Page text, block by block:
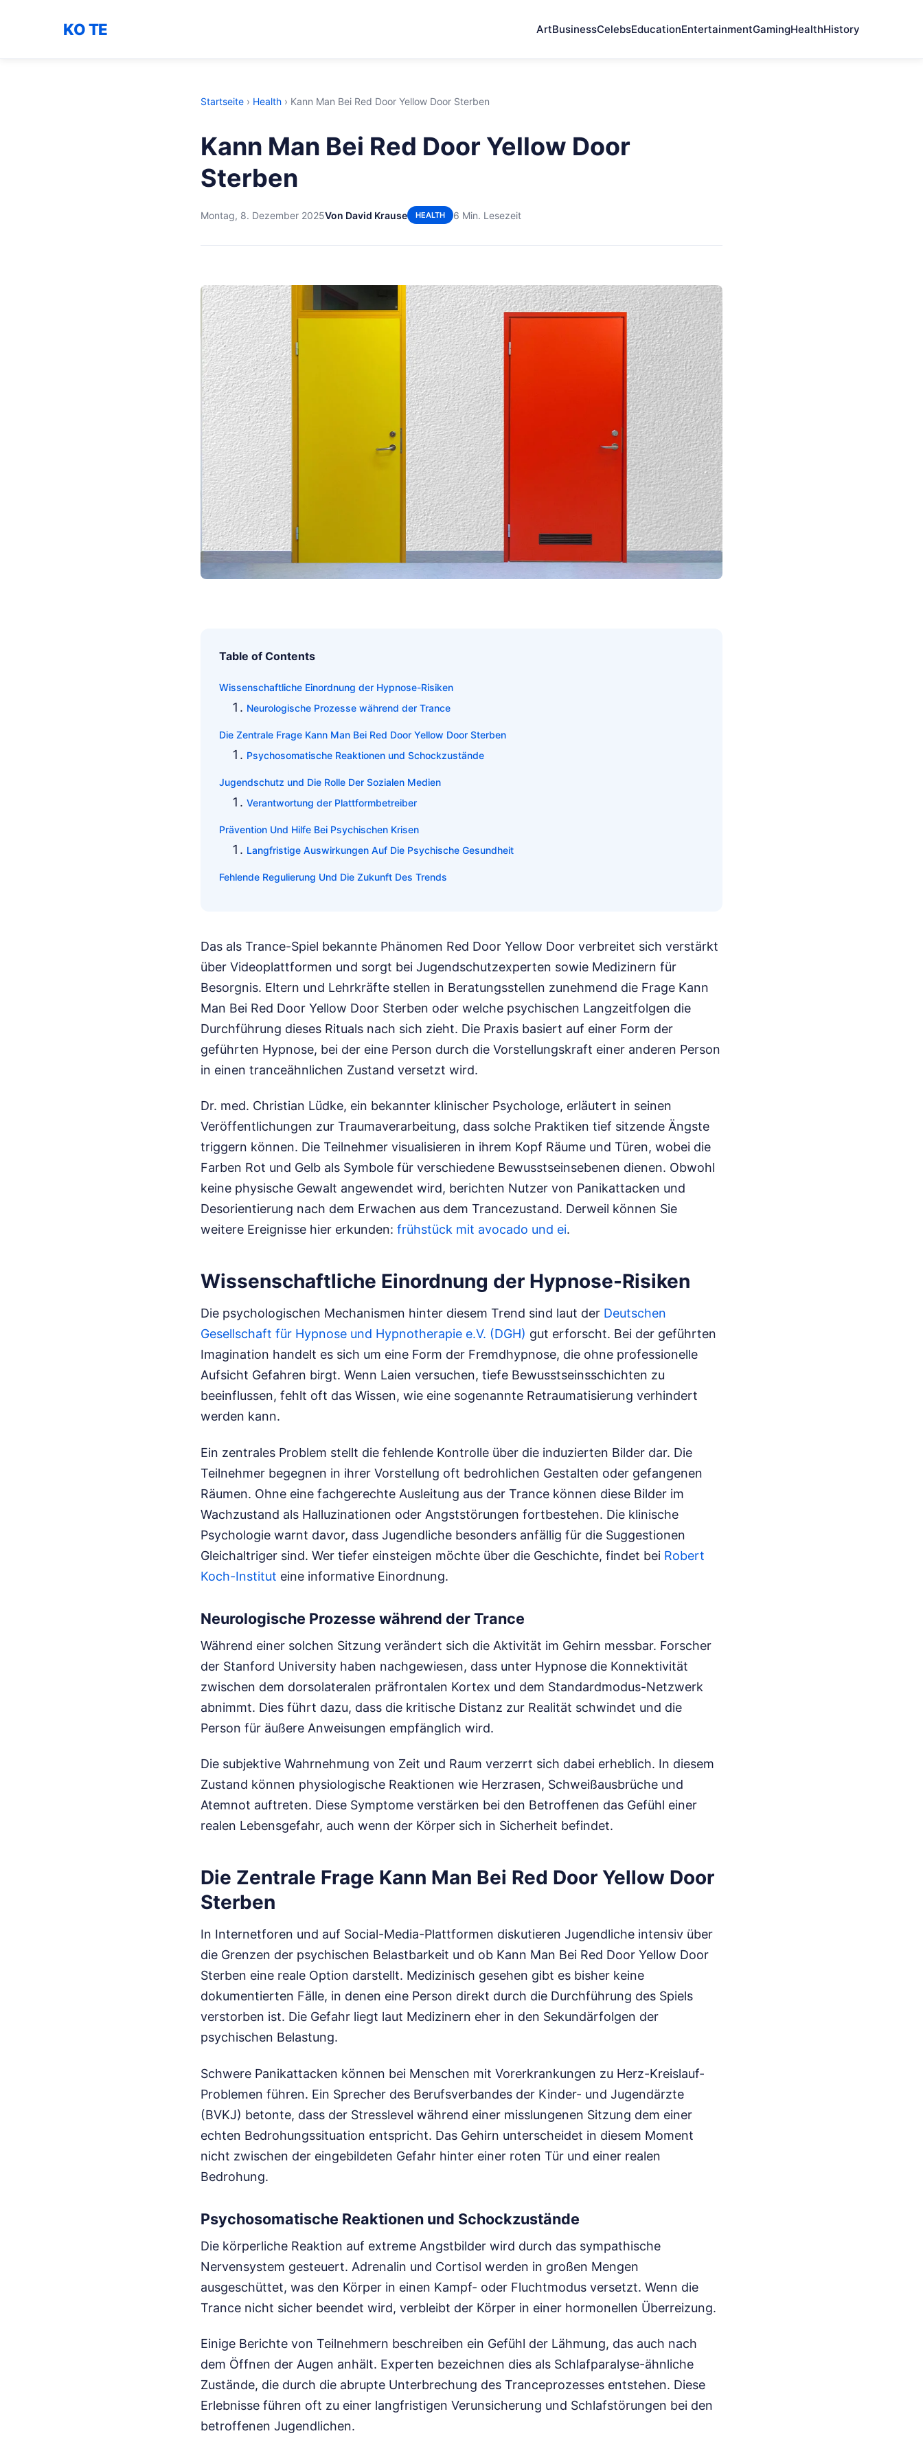
KO TE ArtBusinessCelebsEducationEntertainmentGamingHealthHistory
Startseite › Health › Kann Man Bei Red Door Yellow Door Sterben
Kann Man Bei Red Door Yellow Door
Sterben
Montag, 8. Dezember 2025Von David Krause HEALTH 6 Min. Lesezeit
Table of Contents
Wissenschaftliche Einordnung der Hypnose-Risiken
Neurologische Prozesse während der Trance
Die Zentrale Frage Kann Man Bei Red Door Yellow Door Sterben
Psychosomatische Reaktionen und Schockzustände
Jugendschutz und Die Rolle Der Sozialen Medien
Verantwortung der Plattformbetreiber
Prävention Und Hilfe Bei Psychischen Krisen
Langfristige Auswirkungen Auf Die Psychische Gesundheit
Fehlende Regulierung Und Die Zukunft Des Trends
Das als Trance-Spiel bekannte Phänomen Red Door Yellow Door verbreitet sich verstärkt
über Videoplattformen und sorgt bei Jugendschutzexperten sowie Medizinern für
Besorgnis. Eltern und Lehrkräfte stellen in Beratungsstellen zunehmend die Frage Kann
Man Bei Red Door Yellow Door Sterben oder welche psychischen Langzeitfolgen die
Durchführung dieses Rituals nach sich zieht. Die Praxis basiert auf einer Form der
geführten Hypnose, bei der eine Person durch die Vorstellungskraft einer anderen Person
in einen tranceähnlichen Zustand versetzt wird.
Dr. med. Christian Lüdke, ein bekannter klinischer Psychologe, erläutert in seinen
Veröffentlichungen zur Traumaverarbeitung, dass solche Praktiken tief sitzende Ängste
triggern können. Die Teilnehmer visualisieren in ihrem Kopf Räume und Türen, wobei die
Farben Rot und Gelb als Symbole für verschiedene Bewusstseinsebenen dienen. Obwohl
keine physische Gewalt angewendet wird, berichten Nutzer von Panikattacken und
Desorientierung nach dem Erwachen aus dem Trancezustand. Derweil können Sie
weitere Ereignisse hier erkunden: frühstück mit avocado und ei.
Wissenschaftliche Einordnung der Hypnose-Risiken
Die psychologischen Mechanismen hinter diesem Trend sind laut der Deutschen
Gesellschaft für Hypnose und Hypnotherapie e.V. (DGH) gut erforscht. Bei der geführten
Imagination handelt es sich um eine Form der Fremdhypnose, die ohne professionelle
Aufsicht Gefahren birgt. Wenn Laien versuchen, tiefe Bewusstseinsschichten zu
beeinflussen, fehlt oft das Wissen, wie eine sogenannte Retraumatisierung verhindert
werden kann.
Ein zentrales Problem stellt die fehlende Kontrolle über die induzierten Bilder dar. Die
Teilnehmer begegnen in ihrer Vorstellung oft bedrohlichen Gestalten oder gefangenen
Räumen. Ohne eine fachgerechte Ausleitung aus der Trance können diese Bilder im
Wachzustand als Halluzinationen oder Angststörungen fortbestehen. Die klinische
Psychologie warnt davor, dass Jugendliche besonders anfällig für die Suggestionen
Gleichaltriger sind. Wer tiefer einsteigen möchte über die Geschichte, findet bei Robert
Koch-Institut eine informative Einordnung.
Neurologische Prozesse während der Trance
Während einer solchen Sitzung verändert sich die Aktivität im Gehirn messbar. Forscher
der Stanford University haben nachgewiesen, dass unter Hypnose die Konnektivität
zwischen dem dorsolateralen präfrontalen Kortex und dem Standardmodus-Netzwerk
abnimmt. Dies führt dazu, dass die kritische Distanz zur Realität schwindet und die
Person für äußere Anweisungen empfänglich wird.
Die subjektive Wahrnehmung von Zeit und Raum verzerrt sich dabei erheblich. In diesem
Zustand können physiologische Reaktionen wie Herzrasen, Schweißausbrüche und
Atemnot auftreten. Diese Symptome verstärken bei den Betroffenen das Gefühl einer
realen Lebensgefahr, auch wenn der Körper sich in Sicherheit befindet.
Die Zentrale Frage Kann Man Bei Red Door Yellow Door
Sterben
In Internetforen und auf Social-Media-Plattformen diskutieren Jugendliche intensiv über
die Grenzen der psychischen Belastbarkeit und ob Kann Man Bei Red Door Yellow Door
Sterben eine reale Option darstellt. Medizinisch gesehen gibt es bisher keine
dokumentierten Fälle, in denen eine Person direkt durch die Durchführung des Spiels
verstorben ist. Die Gefahr liegt laut Medizinern eher in den Sekundärfolgen der
psychischen Belastung.
Schwere Panikattacken können bei Menschen mit Vorerkrankungen zu Herz-Kreislauf-
Problemen führen. Ein Sprecher des Berufsverbandes der Kinder- und Jugendärzte
(BVKJ) betonte, dass der Stresslevel während einer misslungenen Sitzung dem einer
echten Bedrohungssituation entspricht. Das Gehirn unterscheidet in diesem Moment
nicht zwischen der eingebildeten Gefahr hinter einer roten Tür und einer realen
Bedrohung.
Psychosomatische Reaktionen und Schockzustände
Die körperliche Reaktion auf extreme Angstbilder wird durch das sympathische
Nervensystem gesteuert. Adrenalin und Cortisol werden in großen Mengen
ausgeschüttet, was den Körper in einen Kampf- oder Fluchtmodus versetzt. Wenn die
Trance nicht sicher beendet wird, verbleibt der Körper in einer hormonellen Überreizung.
Einige Berichte von Teilnehmern beschreiben ein Gefühl der Lähmung, das auch nach
dem Öffnen der Augen anhält. Experten bezeichnen dies als Schlafparalyse-ähnliche
Zustände, die durch die abrupte Unterbrechung des Tranceprozesses entstehen. Diese
Erlebnisse führen oft zu einer langfristigen Verunsicherung und Schlafstörungen bei den
betroffenen Jugendlichen.